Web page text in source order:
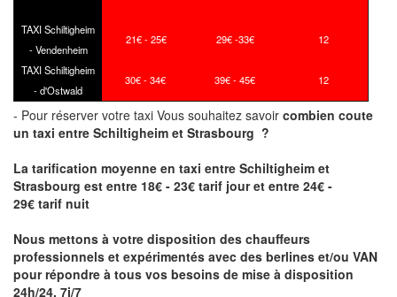
TAXI Schiltigheim
- Vendenheim
21€ - 25€ 29€ -33€ 12
TAXI Schiltigheim
- d'Ostwald
30€ - 34€ 39€ - 45€ 12
- Pour réserver votre taxi Vous souhaitez savoir combien coute
un taxi entre Schiltigheim et Strasbourg ?
La tarification moyenne en taxi entre Schiltigheim et
Strasbourg est entre 18€ - 23€ tarif jour et entre 24€ -
29€ tarif nuit
Nous mettons à votre disposition des chauffeurs
professionnels et expérimentés avec des berlines et/ou VAN
pour répondre à tous vos besoins de mise à disposition
24h/24, 7j/7